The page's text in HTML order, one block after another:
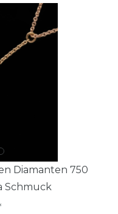
Diamanten 750
Schmuck